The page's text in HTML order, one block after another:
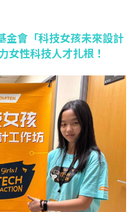
金會「科技女孩未來設計
女性科技人才扎根！